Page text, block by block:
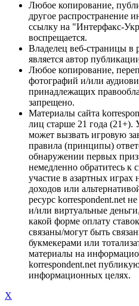
Любое копирование,
другое распространение
ссылку на "Интерфакс-
воспрещается.
Владелец веб-страницы в
является автор
Любое копирование,
фотографий и/или
принадлежащих
запрещено.
Материалы сайта
лиц старше 21 года (21+).
может вызвать игровую
правила (принципы)
обнаружении первых
немедленно обратитесь к
участие в азартных играх
доходов или
ресурс korrespondent.net
и/или виртуальные
какой форме оплату
связаны/могут быть
букмекерами или
материалы на
korrespondent.net
информационных целях.
X